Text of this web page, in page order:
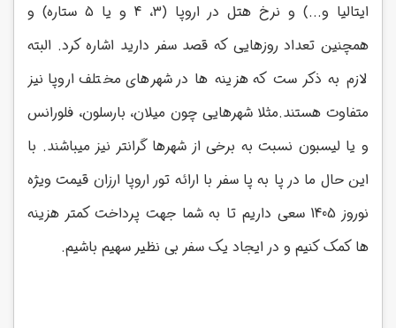
ایتالیا و...) و نرخ هتل در اروپا (3، 4 و یا 5 ستاره) و
همچنین تعداد روزهایی که قصد سفر دارید اشاره کرد. البته
لازم به ذکر ست که هزینه ها در شهرهای مختلف اروپا نیز
متفاوت هستند.مثلا شهرهایی چون میلان، بارسلون، فلورانس
و یا لیسبون نسبت به برخی از شهرها گرانتر نیز میباشند. با
این حال ما در پا به پا سفر با ارائه تور اروپا ارزان قیمت ویژه
نوروز 1405 سعی داریم تا به شما جهت پرداخت کمتر هزینه
ها کمک کنیم و در ایجاد یک سفر بی نظیر سهیم باشیم.